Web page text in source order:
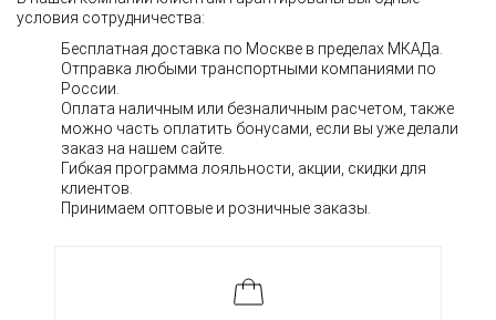
условия сотрудничества:
Бесплатная доставка по Москве в пределах МКАДа.
Отправка любыми транспортными компаниями по
России.
Оплата наличным или безналичным расчетом, также
можно часть оплатить бонусами, если вы уже делали
заказ на нашем сайте.
Гибкая программа лояльности, акции, скидки для
клиентов.
Принимаем оптовые и розничные заказы.